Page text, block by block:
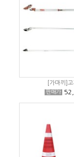
[가마끼]
판매가